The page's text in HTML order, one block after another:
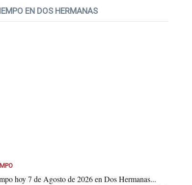
EN DOS HERMANAS
hoy 7 de Agosto de 2026 en Dos Hermanas...